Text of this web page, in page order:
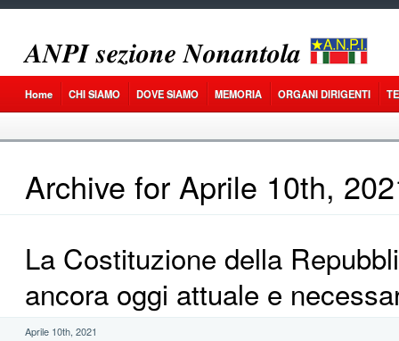
𝑨𝑵𝑷𝑰 𝒔𝒆𝒛𝒊𝒐𝒏𝒆 𝑵𝒐𝒏𝒂𝒏𝒕𝒐𝒍𝒂
Home CHI SIAMO DOVE SIAMO MEMORIA ORGANI DIRIGENTI
Archive for Aprile 10th,
La Costituzione della
ancora oggi attuale e
Aprile 10th, 2021